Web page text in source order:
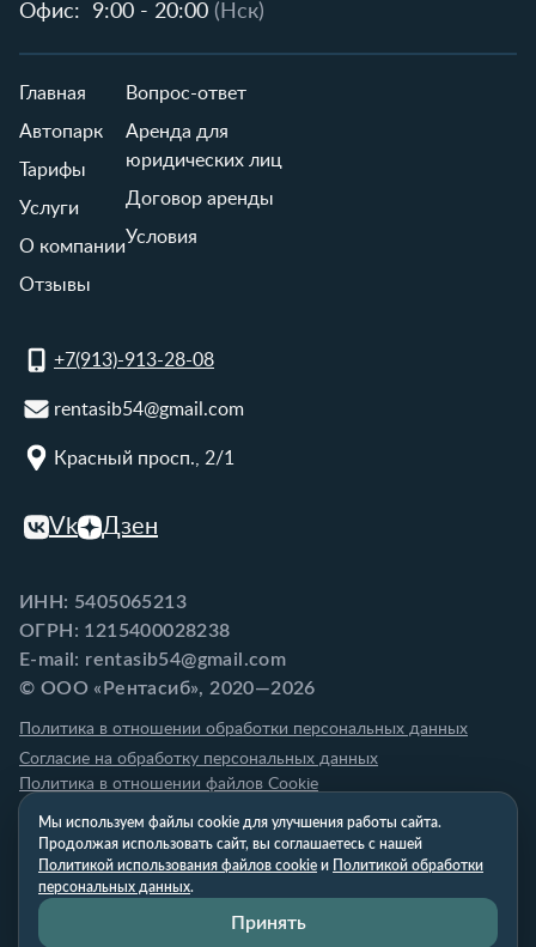
Офис:
9:00 - 20:00 (Нск)
Главная
Автопарк
Тарифы
Услуги
О компании
Отзывы
Вопрос-ответ
Аренда для
юридических лиц
Договор аренды
Условия
+7(913)-913-28-08
rentasib54@gmail.com
Красный просп., 2/1
Vk Дзен
ИНН: 5405065213
ОГРН: 1215400028238
E-mail: rentasib54@gmail.com
© ООО «Рентасиб», 2020—2026
Политика в отношении обработки персональных данных
Согласие на обработку персональных данных
Политика в отношении файлов Cookie
Мы используем файлы cookie для улучшения работы сайта.
Продолжая использовать сайт, вы соглашаетесь с нашей
Политикой использования файлов cookie и Политикой обработки
персональных данных.
Принять